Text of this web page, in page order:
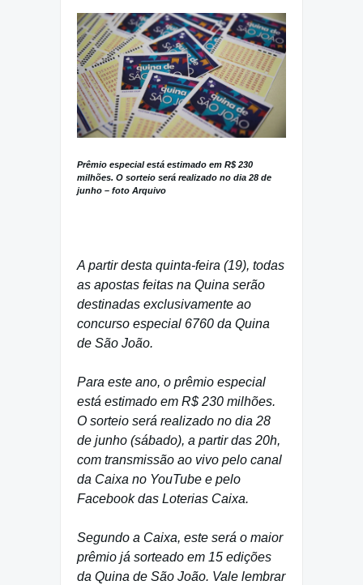
Prêmio especial está estimado em R$ 230
milhões. O sorteio será realizado no dia 28 de
junho – foto Arquivo
A partir desta quinta-feira (19), todas
as apostas feitas na Quina serão
destinadas exclusivamente ao
concurso especial 6760 da Quina
de São João.
Para este ano, o prêmio especial
está estimado em R$ 230 milhões.
O sorteio será realizado no dia 28
de junho (sábado), a partir das 20h,
com transmissão ao vivo pelo canal
da Caixa no YouTube e pelo
Facebook das Loterias Caixa.
Segundo a Caixa, este será o maior
prêmio já sorteado em 15 edições
da Quina de São João. Vale lembrar